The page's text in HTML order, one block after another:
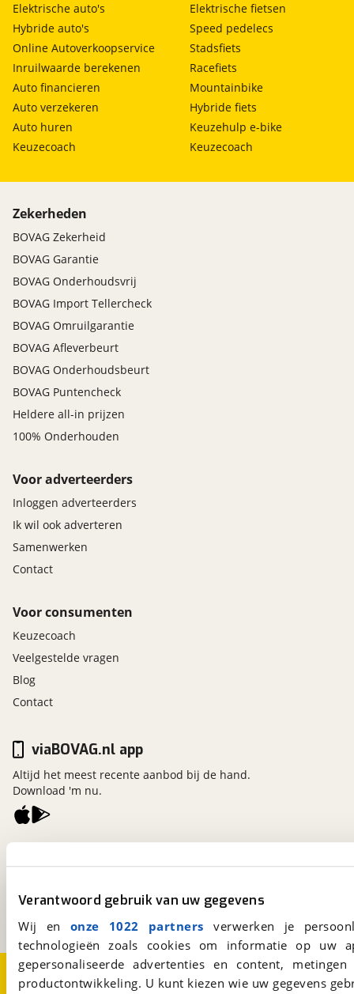
Verantwoord gebruik van uw gegevens
Wij en onze 1022 partners verwerken je
technologieën zoals cookies om informatie op
gepersonaliseerde advertenties en content,
productontwikkeling. U kunt kiezen wie uw gegevens
Elektrische auto's
Hybride auto's
Online Autoverkoopservice
Inruilwaarde berekenen
Auto financieren
Auto verzekeren
Auto huren
Keuzecoach
Elektrische fietsen
Speed pedelecs
Stadsfiets
Racefiets
Mountainbike
Hybride fiets
Keuzehulp e-bike
Keuzecoach
Zekerheden
BOVAG Zekerheid
BOVAG Garantie
BOVAG Onderhoudsvrij
BOVAG Import Tellercheck
BOVAG Omruilgarantie
BOVAG Afleverbeurt
BOVAG Onderhoudsbeurt
BOVAG Puntencheck
Heldere all-in prijzen
100% Onderhouden
Voor adverteerders
Inloggen adverteerders
Ik wil ook adverteren
Samenwerken
Contact
Voor consumenten
Keuzecoach
Veelgestelde vragen
Blog
Contact
Een initiatief van
viaBOVAG.nl app
Altijd het meest recente aanbod bij de hand.
Download 'm nu.
Over viaBOVAG.nlDisclaimer- en Privacyverklaring
CookievoorkeurenVacatures